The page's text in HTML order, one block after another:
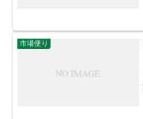
市場便り